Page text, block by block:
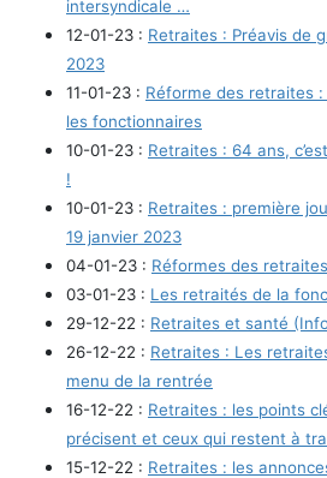
intersyndicale …
12-01-23 : Retraites : Préavis de
2023
11-01-23 : Réforme des retraites
les fonctionnaires
10-01-23 : Retraites : 64 ans,
!
10-01-23 : Retraites : première
19 janvier 2023
04-01-23 : Réformes des
03-01-23 : Les retraités de la
29-12-22 : Retraites et santé
26-12-22 : Retraites : Les
menu de la rentrée
16-12-22 : Retraites : les points
précisent et ceux qui restent à
15-12-22 : Retraites : les